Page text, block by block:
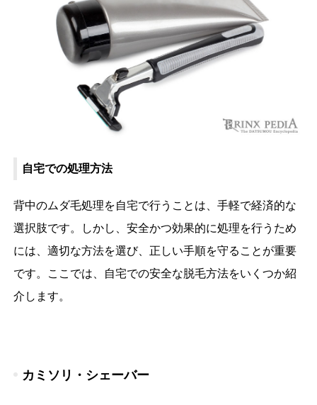
自宅での処理方法
背中のムダ毛処理を自宅で行うことは、手軽で経済的な
選択肢です。しかし、安全かつ効果的に処理を行うため
には、適切な方法を選び、正しい手順を守ることが重要
です。ここでは、自宅での安全な脱毛方法をいくつか紹
介します。
カミソリ・シェーバー